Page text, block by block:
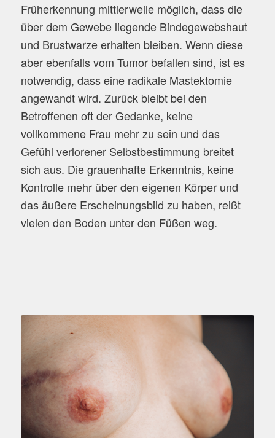
Früherkennung mittlerweile möglich, dass die
über dem Gewebe liegende Bindegewebshaut
und Brustwarze erhalten bleiben. Wenn diese
aber ebenfalls vom Tumor befallen sind, ist es
notwendig, dass eine radikale Mastektomie
angewandt wird. Zurück bleibt bei den
Betroffenen oft der Gedanke, keine
vollkommene Frau mehr zu sein und das
Gefühl verlorener Selbstbestimmung breitet
sich aus. Die grauenhafte Erkenntnis, keine
Kontrolle mehr über den eigenen Körper und
das äußere Erscheinungsbild zu haben, reißt
vielen den Boden unter den Füßen weg.